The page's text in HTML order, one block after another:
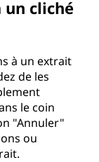
cliché
à un extrait
de les
le coin
"Annuler"
ou